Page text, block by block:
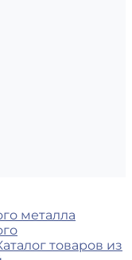
металла
товаров из